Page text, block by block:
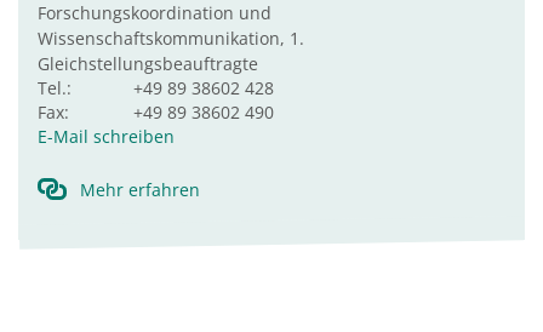
Forschungskoordination und
Wissenschaftskommunikation, 1.
Gleichstellungsbeauftragte
Tel.:
+49 89 38602 428
Fax:
+49 89 38602 490
E-Mail schreiben
Mehr erfahren